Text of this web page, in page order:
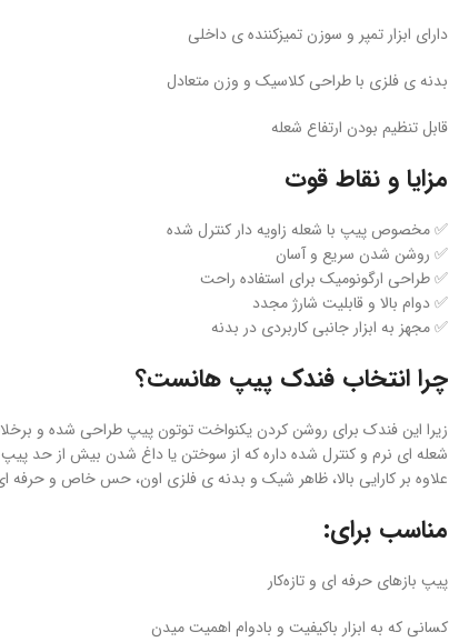
دارای ابزار تمپر و سوزن تمیزکننده‌ ی داخلی
بدنه‌ ی فلزی با طراحی کلاسیک و وزن متعادل
قابل تنظیم بودن ارتفاع شعله
مزایا و نقاط قوت
✅ مخصوص پیپ با شعله زاویه‌ دار کنترل‌ شده
✅ روشن شدن سریع و آسان
✅ طراحی ارگونومیک برای استفاده راحت
✅ دوام بالا و قابلیت شارژ مجدد
✅ مجهز به ابزار جانبی کاربردی در بدنه
چرا انتخاب فندک پیپ هانست؟
زیرا این فندک برای روشن کردن یکنواخت توتون پیپ طراحی شده و
شعله‌ ای نرم و کنترل‌ شده داره که از سوختن یا داغ شدن بیش از حد
علاوه بر کارایی بالا، ظاهر شیک و بدنه‌ ی فلزی اون، حس خاص و حرفه‌
مناسب برای:
پیپ‌ بازهای حرفه‌ ای و تازه‌کار
کسانی که به ابزار باکیفیت و بادوام اهمیت میدن